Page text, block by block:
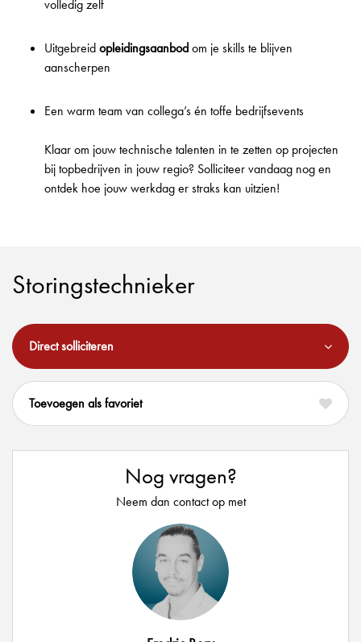
volledig zelf
Uitgebreidopleidingsaanbodom je skills te blijven
aanscherpen
Een warm team van collega’s én toffe bedrijfsevents
Klaar om jouw technische talenten in te zetten op projecten
bij topbedrijven in jouw regio? Solliciteer vandaag nog en
ontdek hoe jouw werkdag er straks kan uitzien!
Storingstechnieker
Direct solliciteren
favoriet
Nog vragen?
Neem dan contact op met